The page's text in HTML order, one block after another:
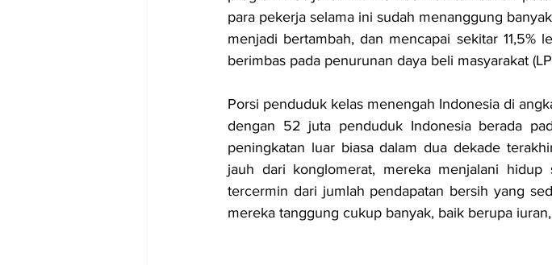
para pekerja selama ini sudah menanggung
menjadi bertambah, dan mencapai sekitar
berimbas pada penurunan daya beli masyarakat
Porsi penduduk kelas menengah Indonesia di
dengan 52 juta penduduk Indonesia berada
peningkatan luar biasa dalam dua dekade
jauh dari konglomerat, mereka menjalani
tercermin dari jumlah pendapatan bersih yang
mereka tanggung cukup banyak, baik berupa